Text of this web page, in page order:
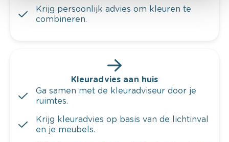
Krijg persoonlijk advies om kleuren te
combineren.
Kleuradvies aan huis
Ga samen met de kleuradviseur door je
ruimtes.
Krijg kleuradvies op basis van de lichtinval
en je meubels.